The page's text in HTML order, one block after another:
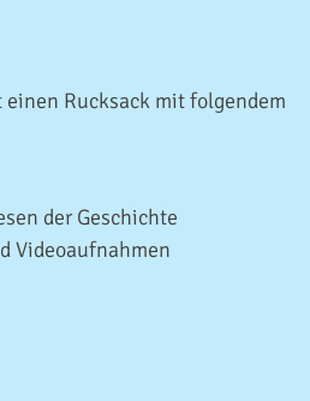
Rucksack mit folgendem
der Geschichte
Videoaufnahmen